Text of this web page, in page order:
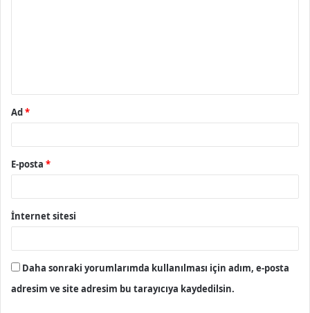
Ad*
E-posta *
İnternet sitesi
Daha sonraki yorumlarımda kullanılması için adım, e-posta
adresim ve site adresim bu tarayıcıya kaydedilsin.